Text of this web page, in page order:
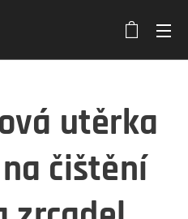
utěrka
čištění